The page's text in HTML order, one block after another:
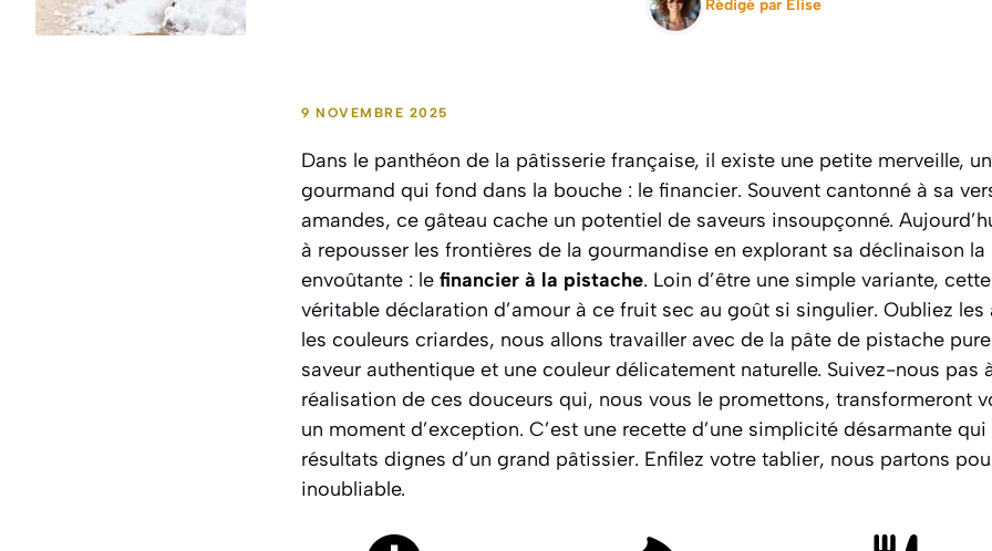
Rédigé par Elise
9 NOVEMBRE 2025
Dans le panthéon de la pâtisserie française, il existe une petite merveille,
gourmand qui fond dans la bouche : le financier. Souvent cantonné à sa
amandes, ce gâteau cache un potentiel de saveurs insoupçonné.
à repousser les frontières de la gourmandise en explorant sa déclinaison
envoûtante : le financier à la pistache. Loin d’être une simple variante,
véritable déclaration d’amour à ce fruit sec au goût si singulier. Oubliez
les couleurs criardes, nous allons travailler avec de la pâte de pistache
saveur authentique et une couleur délicatement naturelle. Suivez-nous pas
réalisation de ces douceurs qui, nous vous le promettons, transformeront
un moment d’exception. C’est une recette d’une simplicité désarmante
résultats dignes d’un grand pâtissier. Enfilez votre tablier, nous partons
inoubliable.